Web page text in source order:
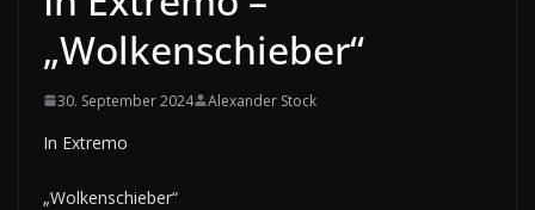
„Wolkenschieber“
30. September 2024 Alexander Stock
In Extremo
„Wolkenschieber“